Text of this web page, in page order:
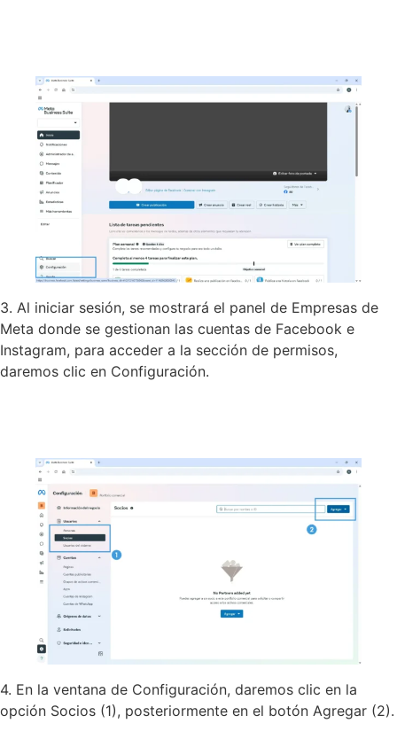
3. Al iniciar sesión, se mostrará el panel de Empresas de
Meta donde se gestionan las cuentas de Facebook e
Instagram, para acceder a la sección de permisos,
daremos clic en Configuración.
4. En la ventana de Configuración, daremos clic en la
opción Socios (1), posteriormente en el botón Agregar (2).